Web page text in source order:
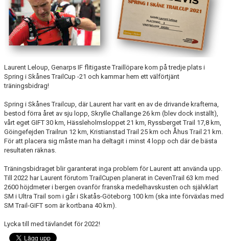
KONTAKT
LÄNKAR
INTERNA TÄVLINGAR
GIFT GENARPS IF TRAIL 2026
Laurent Leloup, Genarps IF flitigaste Traillöpare kom på tredje plats i
Spring i Skånes TrailCup -21 och kammar hem ett välförtjänt
träningsbidrag!
Spring i Skånes Trailcup, där Laurent har varit en av de drivande krafterna,
bestod förra året av sju lopp, Skrylle Challange 26 km (blev dock inställt),
vårt eget GIFT 30 km, Hässleholmsloppet 21 km, Ryssberget Trail 17,8 km,
Göingefejden Trailrun 12 km, Kristianstad Trail 25 km och Åhus Trail 21 km.
För att placera sig måste man ha deltagit i minst 4 lopp och där de bästa
resultaten räknas.
Träningsbidraget blir garanterat inga problem för Laurent att använda upp.
Till 2022 har Laurent förutom TrailCupen planerat in CevenTrail 63 km med
2600 höjdmeter i bergen ovanför franska medelhavskusten och självklart
SM i Ultra Trail som i går i Skatås-Göteborg 100 km (ska inte förväxlas med
SM Trail-GIFT som är kortbana 40 km).
Lycka till med tävlandet för 2022!